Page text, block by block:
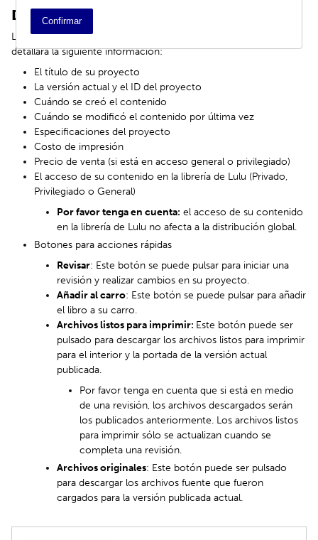
Detalles del proyecto
La primera sección de la página de
detallará la siguiente información:
El título de su proyecto
La versión actual y el ID del proyecto
Cuándo se creó el contenido
Cuándo se modificó el contenido por última vez
Especificaciones del proyecto
Costo de impresión
Precio de venta (si está en acceso general o privilegiado)
El acceso de su contenido en la librería de Lulu (Privado,
Privilegiado o General)
Por favor tenga en cuenta: el acceso de su contenido
en la librería de Lulu no afecta a la distribución global.
Botones para acciones rápidas
Revisar: Este botón se puede pulsar para iniciar una
revisión y realizar cambios en su proyecto.
Añadir al carro: Este botón se puede pulsar para añadir
el libro a su carro.
Archivos listos para imprimir: Este botón puede ser
pulsado para descargar los archivos listos para imprimir
para el interior y la portada de la versión actual
publicada.
Por favor tenga en cuenta que si está en medio
de una revisión, los archivos descargados serán
los publicados anteriormente. Los archivos listos
para imprimir sólo se actualizan cuando se
completa una revisión.
Archivos originales: Este botón puede ser pulsado
para descargar los archivos fuente que fueron
cargados para la versión publicada actual.
Confirmar